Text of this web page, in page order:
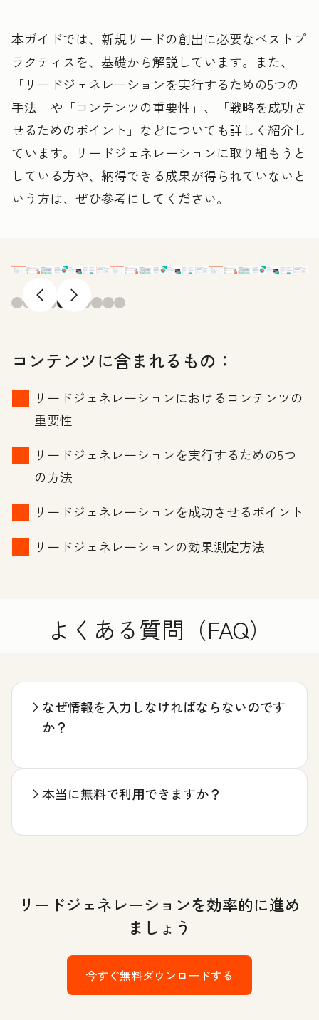
本ガイドでは、新規リードの創出に必要なベストプ
ラクティスを、基礎から解説しています。また、
「リードジェネレーションを実行するための5つの
手法」や「コンテンツの重要性」、「戦略を成功さ
せるためのポイント」などについても詳しく紹介し
ています。リードジェネレーションに取り組もうと
している方や、納得できる成果が得られていないと
いう方は、ぜひ参考にしてください。
前へ 次へ
コンテンツに含まれるもの：
リードジェネレーションにおけるコンテンツの
重要性
リードジェネレーションを実行するための5つ
の方法
リードジェネレーションを成功させるポイント
リードジェネレーションの効果測定方法
よくある質問（FAQ）
なぜ情報を入力しなければならないのです
か？
本当に無料で利用できますか？
リードジェネレーションを効率的に進め
ましょう
今すぐ無料ダウンロードする